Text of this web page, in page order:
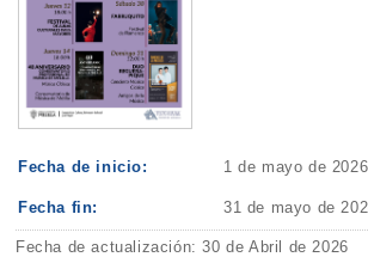
Fecha de inicio: 1 de mayo de 2026
Fecha fin: 31 de mayo de
Fecha de actualización: 30 de Abril de 2026